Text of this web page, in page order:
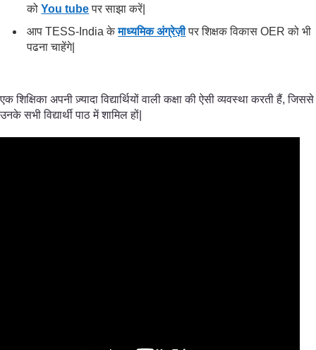
कोYou tubeपर साझा करें|
आप TESS-India केमाध्यमिक अंग्रेज़ीपर शिक्षक विकास OER को भी
पढना चाहेंगे|
एक शिक्षिका अपनी ज़्यादा विद्यार्थियों वाली कक्षा की ऐसी व्यवस्था करती हैं, जिससे
उनके सभी विद्यार्थी पाठ में शामिल हों|